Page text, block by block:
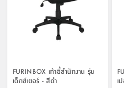
FURINBOX เก้าอี้สำนักงาน รุ่น
เด็กซ์เตอร์ - สีดำ
เ